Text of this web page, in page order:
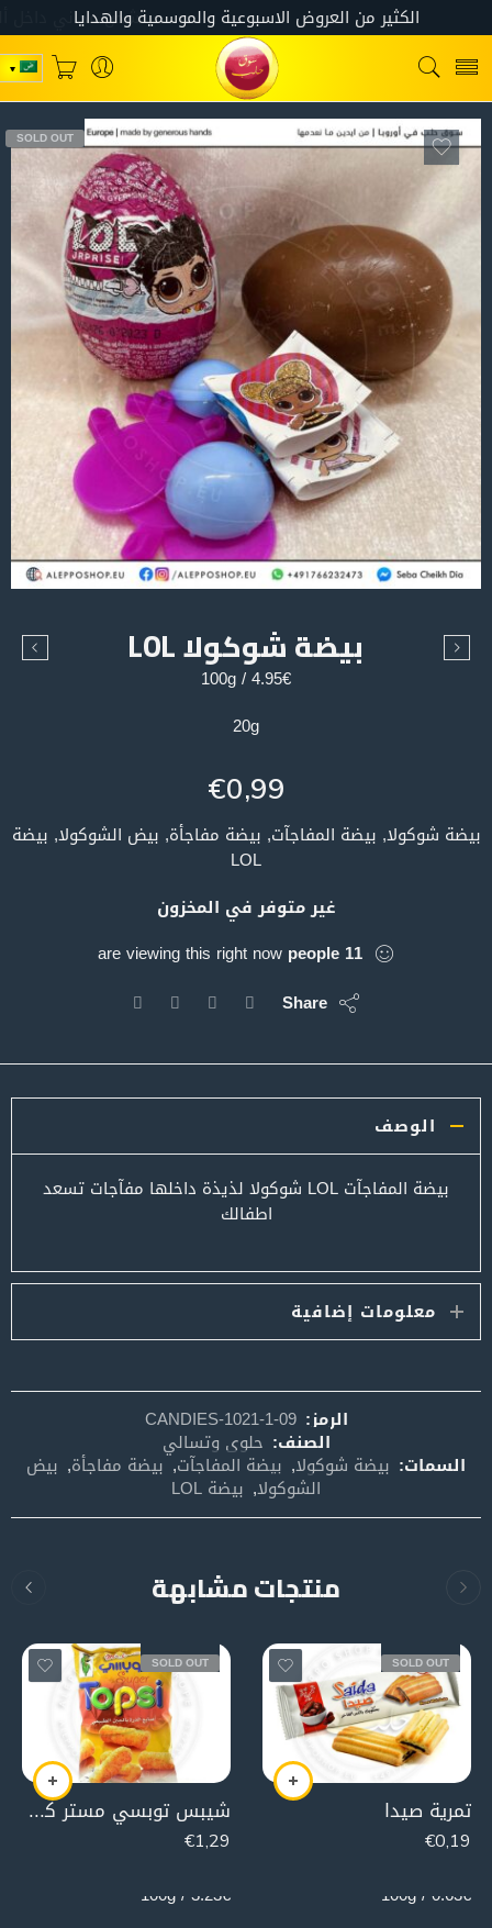
SOLD OUT
بيضة شوكولا LOL
4.95€ / 100g
20g
€0,99
بيضة شوكولا, بيضة المفاجآت, بيضة مفاجأة, بيض الشوكولا, بيضة
LOL
غير متوفر في المخزون
11
people
are viewing this right now
Share
الوصف
بيضة المفاجآت LOL شوكولا لذيذة داخلها مفآجات تسعد
اطفالك
معلومات إضافية
الرمز: CANDIES-1021-1-09
الصنف: حلوى وتسالي
السمات: بيضة شوكولا, بيضة المفاجآت,بيضة مفاجأة, بيض
الشوكولا, بيضة LOL
منتجات مشابهة
SOLD OUT
تمرية صيدا
€0,19
0.63€ / 100g
SOLD OUT
شيبس توبسي مستر كورن (بالجبنة)
€1,29
3.23€ / 100g